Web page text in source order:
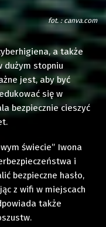
fot. : canva.com
a także
dużym stopniu
jest, aby być
się w
bezpiecznie cieszyć
świecie” Iwona
i
bezpieczne hasło,
z wifi w miejscach
także